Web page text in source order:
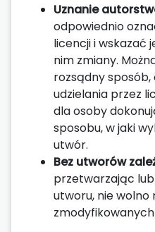
Uznanie
odpowiednio
licencji i wskazać
nim zmiany.
rozsądny sposób,
udzielania przez
dla osoby
sposobu, w jaki
utwór.
Bez utworów
przetwarzając
utworu, nie